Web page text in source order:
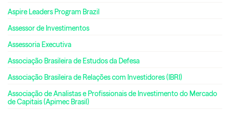
Aspire Leaders Program Brazil
Assessor de Investimentos
Assessoria Executiva
Associação Brasileira de Estudos da Defesa
Associação Brasileira de Relações com Investidores (IBRI)
Associação de Analistas e Profissionais de Investimento do Mercado
de Capitais (Apimec Brasil)